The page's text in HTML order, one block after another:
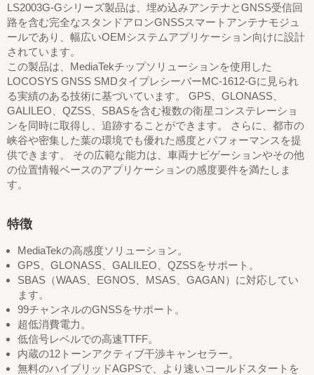
LS2003G-Gシリーズ製品は、埋め込みアンテナとGNSS受信回
路を含む完全なスタンドアロンGNSSスマートアンテナモジュ
ールであり、幅広いOEMシステムアプリケーション向けに設計
されています。
この製品は、MediaTekチップソリューションを使用した
LOCOSYS GNSS SMDタイプレシーバーMC-1612-Gに見られ
る実績のある技術に基づいています。 GPS、GLONASS、
GALILEO、QZSS、SBASを含む複数の衛星コンステレーショ
ンを同時に取得し、追跡することができます。 さらに、都市の
峡谷や密集した葉の環境でも優れた感度とパフォーマンスを提
供できます。 その広範な能力は、車両ナビゲーションやその他
の位置情報ベースのアプリケーションの感度要件を満たしま
す。
特徴
MediaTekの高感度ソリューション。
GPS、GLONASS、GALILEO、QZSSをサポート。
SBAS（WAAS、EGNOS、MSAS、GAGAN）に対応してい
ます。
99チャンネルのGNSSをサポート。
超低消費電力。
低信号レベルでの高速TTFF。
内蔵の12トーンアクティブ干渉キャンセラー。
無料のハイブリッドAGPSで、より速いコールドスタートを